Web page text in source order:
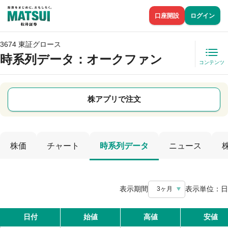
口座開設 ログイン
3674 東証グロース
時系列データ ：オークファン コンテンツ
株アプリで注文
株価 チャート 時系列データ ニュース
表示期間 3ヶ月 表示単位： 日
日付 始値 高値 安値